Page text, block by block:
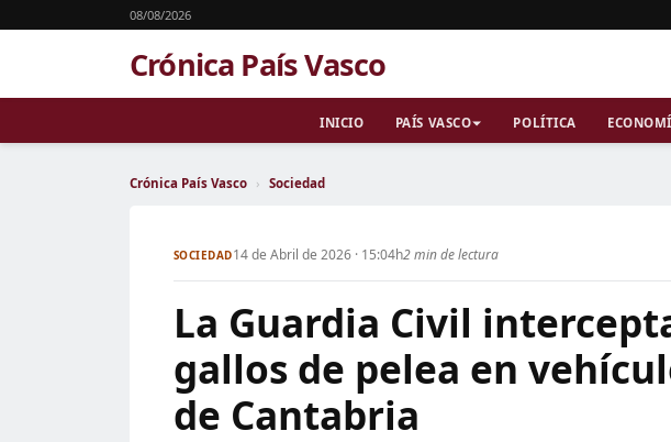
08/08/2026
Crónica País Vasco
INICIO PAÍS VASCO POLÍTICA
Crónica País Vasco › Sociedad
SOCIEDAD14 de Abril de 2026 · 15:04h2 min de lectura
La Guardia Civil
gallos de pelea en
de Cantabria